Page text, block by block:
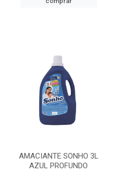
AMACIANTE SONHO 3L
AZUL PROFUNDO